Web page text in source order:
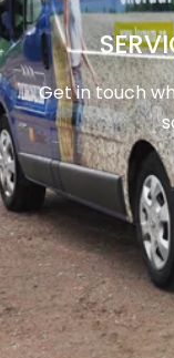
Get in touch